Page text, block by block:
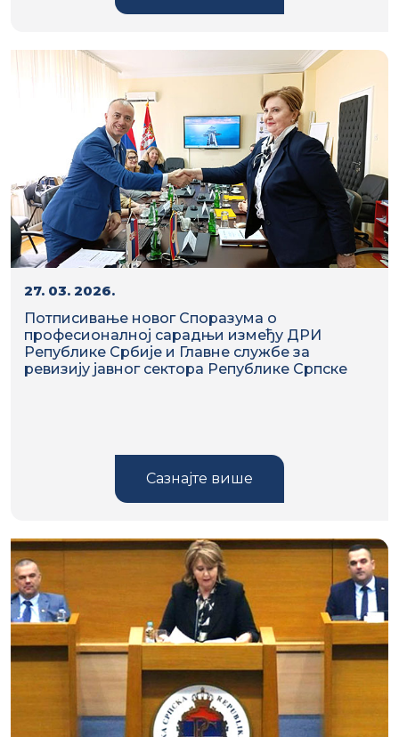
27. 03. 2026.
Потписивање новог Споразума о
професионалној сарадњи између ДРИ
Републике Србије и Главне службе за
ревизију јавног сектора Републике Српске
Сазнајте више